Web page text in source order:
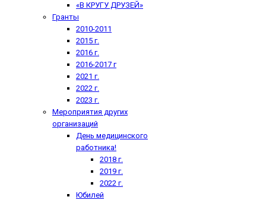
«В КРУГУ ДРУЗЕЙ»
Гранты
2010-2011
2015 г.
2016 г.
2016-2017 г
2021 г.
2022 г.
2023 г.
Мероприятия других
организаций
День медицинского
работника!
2018 г.
2019 г.
2022 г.
Юбилей